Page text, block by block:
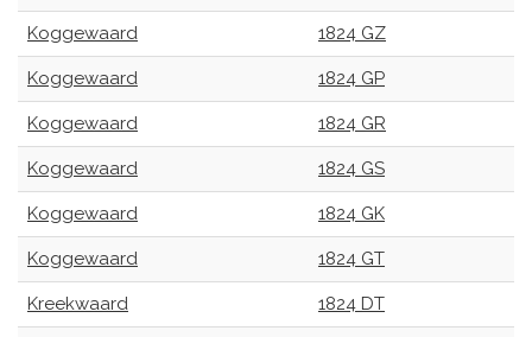
Koggewaard 1824 GZ
Koggewaard 1824 GP
Koggewaard 1824 GR
Koggewaard 1824 GS
Koggewaard 1824 GK
Koggewaard 1824 GT
Kreekwaard 1824 DT